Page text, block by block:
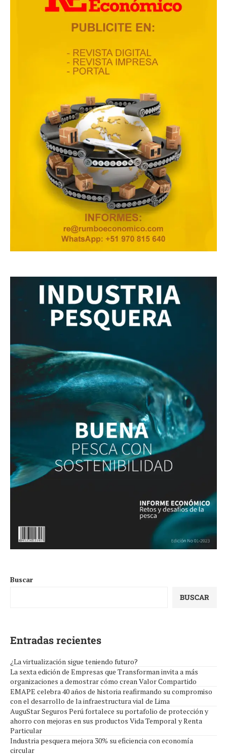
Buscar
BUSCAR
Entradas recientes
¿La virtualización sigue teniendo futuro?
La sexta edición de Empresas que Transforman invita a más
organizaciones a demostrar cómo crean Valor Compartido
EMAPE celebra 40 años de historia reafirmando su compromiso
con el desarrollo de la infraestructura vial de Lima
AuguStar Seguros Perú fortalece su portafolio de protección y
ahorro con mejoras en sus productos Vida Temporal y Renta
Particular
Industria pesquera mejora 30% su eficiencia con economía
circular